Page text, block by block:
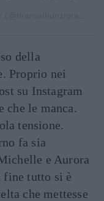
della
Proprio nei
su Instagram
che le manca.
tensione.
fa sia
e Aurora
fine tutto si è
che mettesse